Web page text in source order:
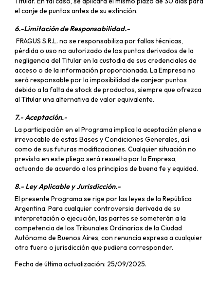
el canje de puntos antes de su extinción.
6.-Limitación de Responsabilidad.-
FRAGUS S.R.L. no se responsabiliza por fallas técnicas,
pérdida o uso no autorizado de los puntos derivados de la
negligencia del Titular en la custodia de sus credenciales de
acceso o de la información proporcionada. La Empresa no
será responsable por la imposibilidad de canjear puntos
debido a la falta de stock de productos, siempre que ofrezca
al Titular una alternativa de valor equivalente.
7.- Aceptación.-
La participación en el Programa implica la aceptación plena e
irrevocable de estas Bases y Condiciones Generales, así
como de sus futuras modificaciones. Cualquier situación no
prevista en este pliego será resuelta por la Empresa,
actuando de acuerdo a los principios de buena fe y equidad.
8.- Ley Aplicable y Jurisdicción.-
El presente Programa se rige por las leyes de la República
Argentina. Para cualquier controversia derivada de su
interpretación o ejecución, las partes se someterán a la
competencia de los Tribunales Ordinarios de la Ciudad
Autónoma de Buenos Aires, con renuncia expresa a cualquier
otro fuero o jurisdicción que pudiera corresponder.
Fecha de última actualización: 25/09/2025.